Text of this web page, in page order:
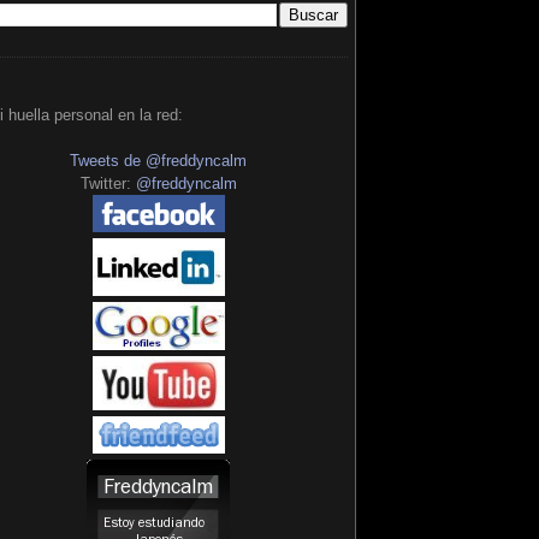
huella personal en la red:
Tweets de @freddyncalm
Twitter: @freddyncalm